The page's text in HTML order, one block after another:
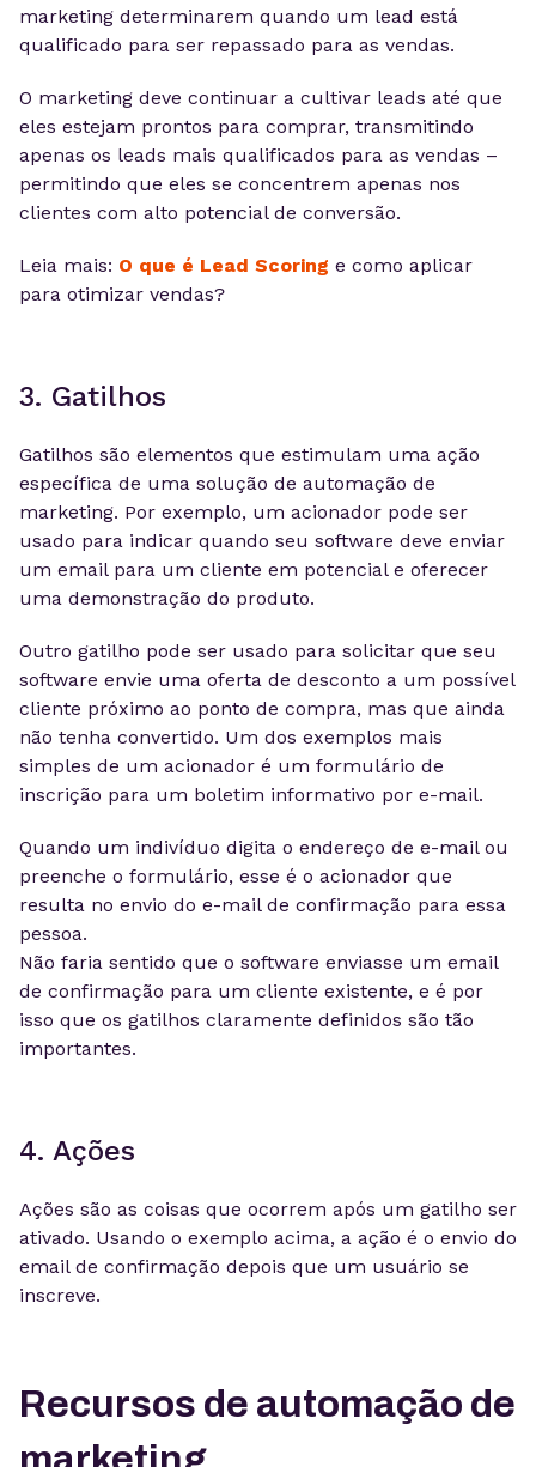
marketing determinarem quando um lead está
qualificado para ser repassado para as vendas.
O marketing deve continuar a cultivar leads até que
eles estejam prontos para comprar, transmitindo
apenas os leads mais qualificados para as vendas –
permitindo que eles se concentrem apenas nos
clientes com alto potencial de conversão.
Leia mais: O que é Lead Scoring e como aplicar
para otimizar vendas?
3. Gatilhos
Gatilhos são elementos que estimulam uma ação
específica de uma solução de automação de
marketing. Por exemplo, um acionador pode ser
usado para indicar quando seu software deve enviar
um email para um cliente em potencial e oferecer
uma demonstração do produto.
Outro gatilho pode ser usado para solicitar que seu
software envie uma oferta de desconto a um possível
cliente próximo ao ponto de compra, mas que ainda
não tenha convertido. Um dos exemplos mais
simples de um acionador é um formulário de
inscrição para um boletim informativo por e-mail.
Quando um indivíduo digita o endereço de e-mail ou
preenche o formulário, esse é o acionador que
resulta no envio do e-mail de confirmação para essa
pessoa.
Não faria sentido que o software enviasse um email
de confirmação para um cliente existente, e é por
isso que os gatilhos claramente definidos são tão
importantes.
4. Ações
Ações são as coisas que ocorrem após um gatilho ser
ativado. Usando o exemplo acima, a ação é o envio do
email de confirmação depois que um usuário se
inscreve.
Recursos de automação de